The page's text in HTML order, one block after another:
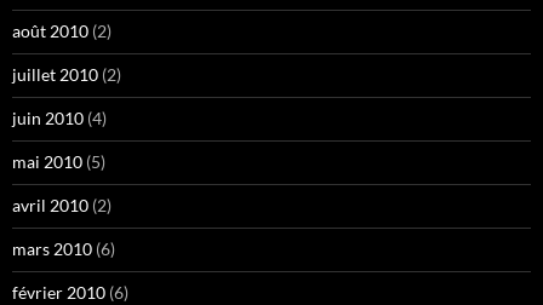
août 2010 (2)
juillet 2010 (2)
juin 2010 (4)
mai 2010 (5)
avril 2010 (2)
mars 2010 (6)
février 2010 (6)